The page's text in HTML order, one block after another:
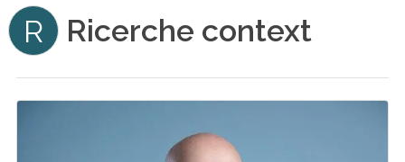
R Ricerche context